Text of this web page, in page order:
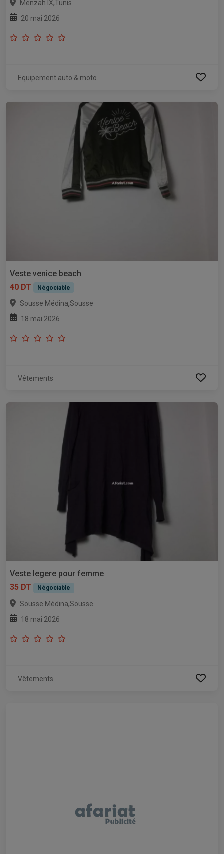
Menzah IX,Tunis
20 mai 2026
Equipement auto & moto
Veste venice beach
40 DT
Négociable
Sousse Médina,Sousse
18 mai 2026
Vêtements
Veste legere pour femme
35 DT
Négociable
Sousse Médina,Sousse
18 mai 2026
Vêtements